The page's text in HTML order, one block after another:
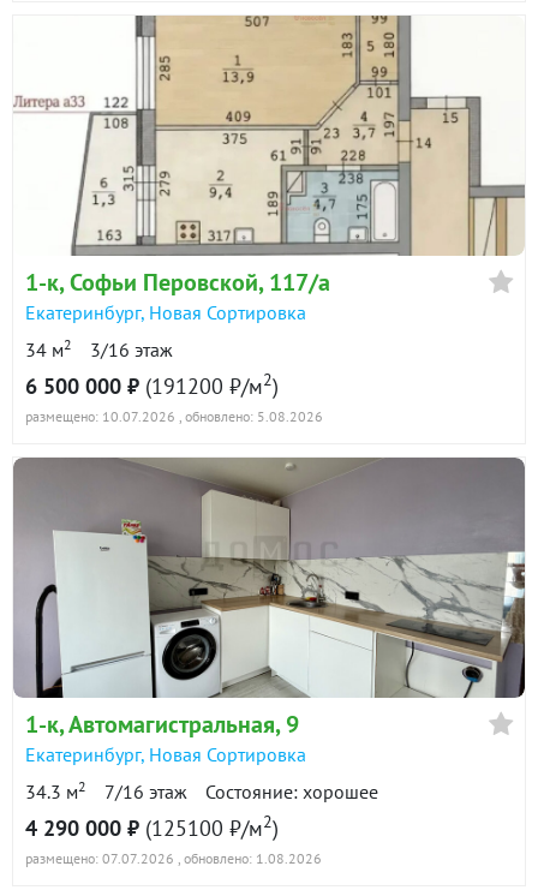
1-к, Софьи Перовской, 117/а
Екатеринбург, Новая Сортировка
34 м2 3/16 этаж
6 500 000 ₽ (191200 ₽/м2)
размещено: 10.07.2026 , обновлено: 5.08.2026
1-к, Автомагистральная, 9
Екатеринбург, Новая Сортировка
34.3 м2 7/16 этаж Состояние: хорошее
4 290 000 ₽ (125100 ₽/м2)
размещено: 07.07.2026 , обновлено: 1.08.2026